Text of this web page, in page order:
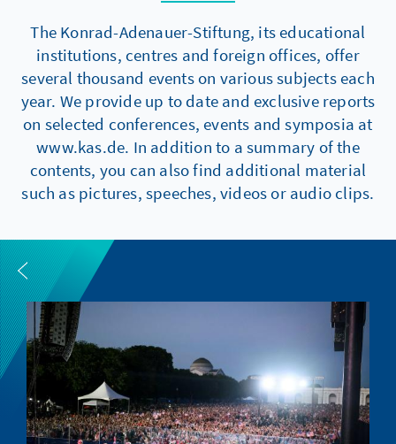
The Konrad-Adenauer-Stiftung, its educational
institutions, centres and foreign offices, offer
several thousand events on various subjects each
year. We provide up to date and exclusive reports
on selected conferences, events and symposia at
www.kas.de. In addition to a summary of the
contents, you can also find additional material
such as pictures, speeches, videos or audio clips.